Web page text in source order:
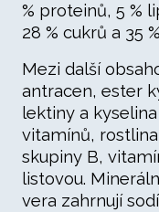
% proteinů, 5 %
28 % cukrů a 35
Mezi další
antracen, ester
lektiny a
vitamínů,
skupiny B,
listovou.
vera zahrnují